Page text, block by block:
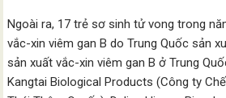
Ngoài ra, 17 trẻ sơ sinh tử vong trong
vắc-xin viêm gan B do Trung Quốc sản
sản xuất vắc-xin viêm gan B ở Trung
Kangtai Biological Products (Công ty